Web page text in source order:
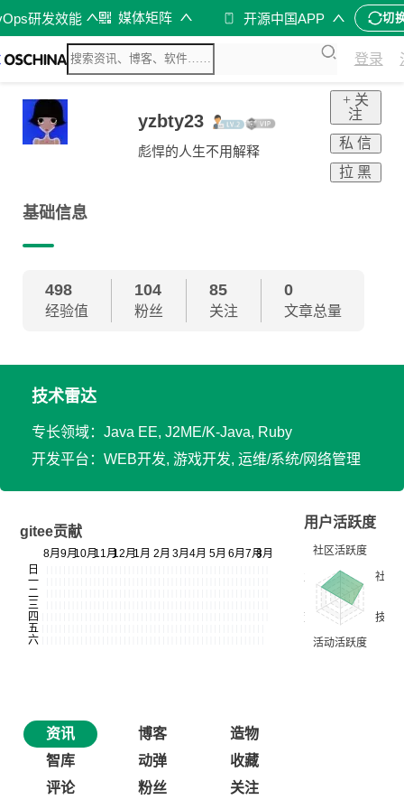
研发效能 媒体矩阵 开源中国APP 切
登录
yzbty23
彪悍的人生不用解释
+ 关
注
私 信
拉 黑
基础信息
498
经验值
104
粉丝
85
关注
0
文章总量
技术雷达
专长领域：Java EE, J2ME/K-Java, Ruby
开发平台：WEB开发, 游戏开发, 运维/系统/网络管理
gitee贡献
用户活跃度
资讯 博客
造物
智库
动弹
收藏
评论
粉丝 关注